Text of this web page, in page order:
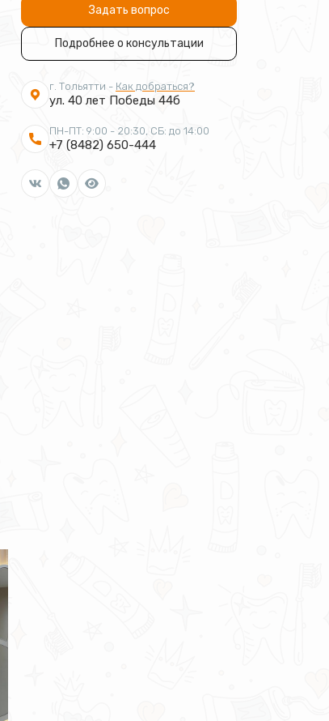
Задать вопрос
Подробнее о консультации
г. Тольятти - Как добраться?
ул. 40 лет Победы 44б
ПН-ПТ: 9:00 - 20:30, СБ: до 14:00
+7 (8482) 650-444